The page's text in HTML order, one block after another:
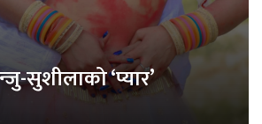
सुशीलाको ‘प्यार’